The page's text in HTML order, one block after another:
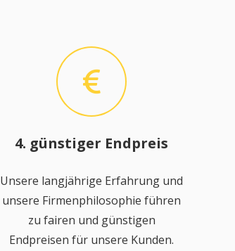
4. günstiger Endpreis
Unsere langjährige Erfahrung und
unsere Firmenphilosophie führen
zu fairen und günstigen
Endpreisen für unsere Kunden.